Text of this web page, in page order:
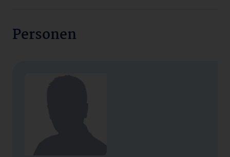
Personen